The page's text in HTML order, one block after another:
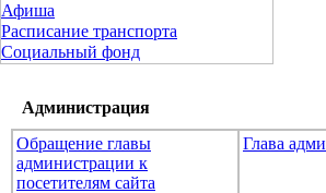
Афиша
Расписание транспорта
Социальный фонд
Администрация
Обращение главы
администрации к
посетителям сайта
Глава